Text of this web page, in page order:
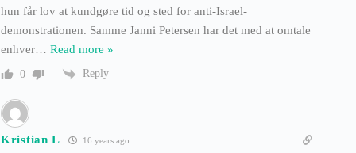
hun får lov at kundgøre tid og sted for anti-Israel-
demonstrationen. Samme Janni Petersen har det med at omtale
enhver… Read more »
0 Reply
Kristian L 16 years ago